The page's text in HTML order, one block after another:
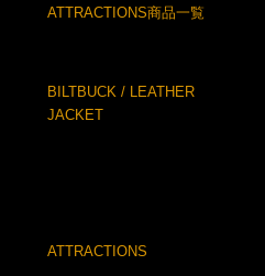
ATTRACTIONS商品一覧
BILTBUCK / LEATHER
JACKET
ATTRACTIONS